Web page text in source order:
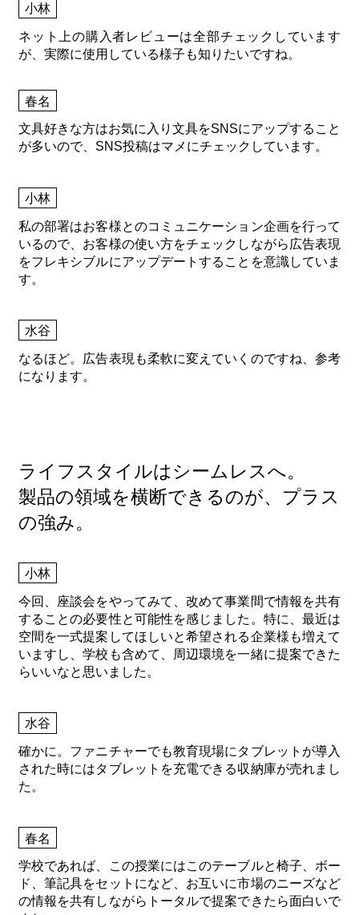
小林
ネット上の購入者レビューは全部チェックしています
が、実際に使用している様子も知りたいですね。
春名
文具好きな方はお気に入り文具をSNSにアップすること
が多いので、SNS投稿はマメにチェックしています。
小林
私の部署はお客様とのコミュニケーション企画を行って
いるので、お客様の使い方をチェックしながら広告表現
をフレキシブルにアップデートすることを意識していま
す。
水谷
なるほど。広告表現も柔軟に変えていくのですね、参考
になります。
ライフスタイルはシームレスへ。
製品の領域を横断できるのが、プラス
の強み。
小林
今回、座談会をやってみて、改めて事業間で情報を共有
することの必要性と可能性を感じました。特に、最近は
空間を一式提案してほしいと希望される企業様も増えて
いますし、学校も含めて、周辺環境を一緒に提案できた
らいいなと思いました。
水谷
確かに。ファニチャーでも教育現場にタブレットが導入
された時にはタブレットを充電できる収納庫が売れまし
た。
春名
学校であれば、この授業にはこのテーブルと椅子、ボー
ド、筆記具をセットになど、お互いに市場のニーズなど
の情報を共有しながらトータルで提案できたら面白いで